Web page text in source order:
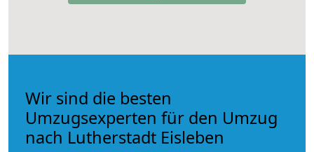
Wir sind die besten
Umzugsexperten für den Umzug
nach Lutherstadt Eisleben